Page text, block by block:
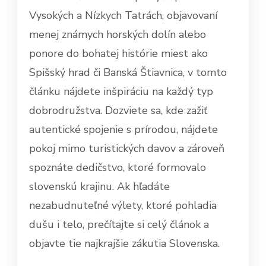
Vysokých a Nízkych Tatrách, objavovaní
menej známych horských dolín alebo
ponore do bohatej histórie miest ako
Spišský hrad či Banská Štiavnica, v tomto
článku nájdete inšpiráciu na každý typ
dobrodružstva. Dozviete sa, kde zažiť
autentické spojenie s prírodou, nájdete
pokoj mimo turistických davov a zároveň
spoznáte dedičstvo, ktoré formovalo
slovenskú krajinu. Ak hľadáte
nezabudnuteľné výlety, ktoré pohladia
dušu i telo, prečítajte si celý článok a
objavte tie najkrajšie zákutia Slovenska.